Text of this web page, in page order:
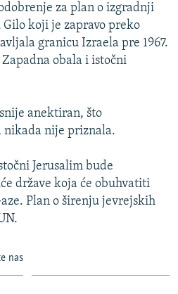
za plan o izgradnji
koji je zapravo preko
granicu Izraela pre 1967.
obala i istočni
anektiran, što
nikada nije priznala.
Jerusalim bude
države koja će obuhvatiti
Plan o širenju jevrejskih
nas